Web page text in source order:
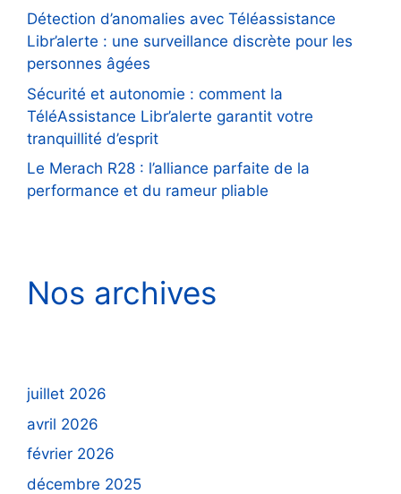
Détection d’anomalies avec Téléassistance
Libr’alerte : une surveillance discrète pour les
personnes âgées
Sécurité et autonomie : comment la
TéléAssistance Libr’alerte garantit votre
tranquillité d’esprit
Le Merach R28 : l’alliance parfaite de la
performance et du rameur pliable
Nos archives
juillet 2026
avril 2026
février 2026
décembre 2025